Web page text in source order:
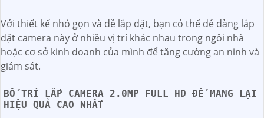
Với thiết kế nhỏ gọn và dễ lắp đặt, bạn có thể dễ dàng lắp
đặt camera này ở nhiều vị trí khác nhau trong ngôi nhà
hoặc cơ sở kinh doanh của mình để tăng cường an ninh và
giám sát.
BỐ TRÍ LẮP CAMERA 2.0MP FULL HD ĐỂ MANG LẠI
HIỆU QUẢ CAO NHẤT